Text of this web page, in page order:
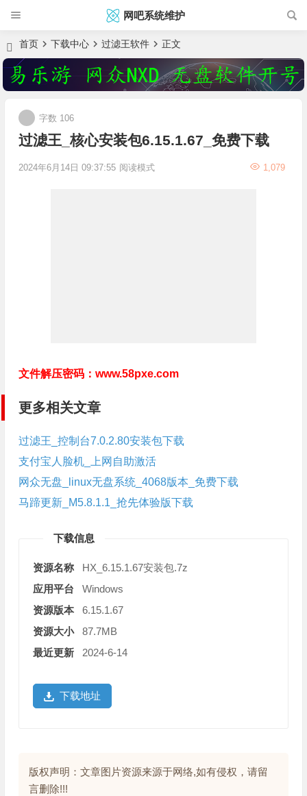
网吧系统维护
首页 下载中心 过滤王软件 正文
过滤王_核心安装包6.15.1.67_免费下载
2024年6月14日 09:37:55 1,079
字数 106
阅读模式
文件解压密码：www.58pxe.com
更多相关文章
过滤王_控制台7.0.2.80安装包下载
支付宝人脸机_上网自助激活
网众无盘_linux无盘系统_4068版本_免费下载
马蹄更新_M5.8.1.1_抢先体验版下载
下载信息
资源名称
HX_6.15.1.67安装包.7z
应用平台
Windows
资源版本
6.15.1.67
资源大小
87.7MB
最近更新
2024-6-14
下载地址
版权声明：文章图片资源来源于网络,如有侵权，请留
言删除!!!